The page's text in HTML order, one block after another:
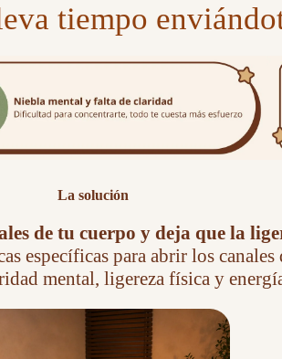
tiempo
La solución
de tu cuerpo y deja que la
específicas para abrir los
mental, ligereza física y